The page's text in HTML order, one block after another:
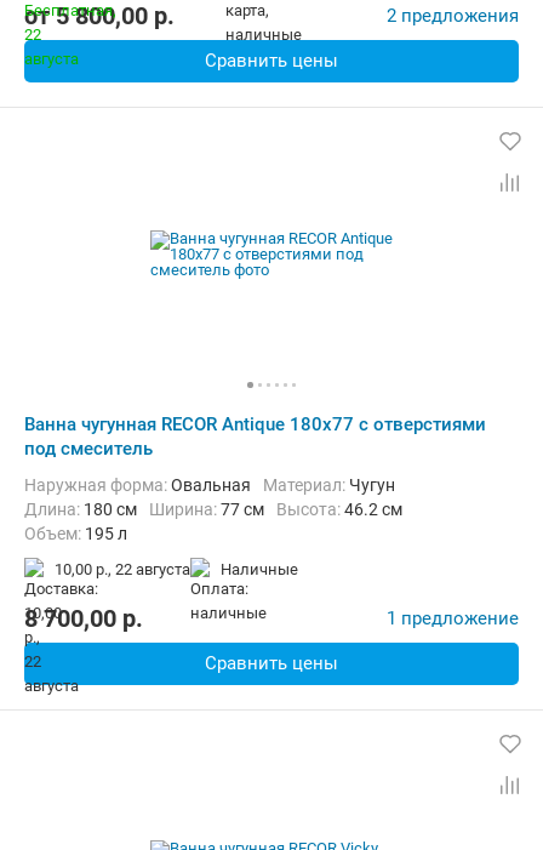
от5 800,00 p. 2 предложения
Сравнить цены
Ванна чугунная RECOR Antique 180x77 с отверстиями
под смеситель
Наружная форма:Овальная Материал: Чугун
Длина: 180 см Ширина:77 см Высота:46.2 см
Объем: 195 л
10,00 р., 22 августа наличные
8 700,00 p. 1 предложение
Сравнить цены